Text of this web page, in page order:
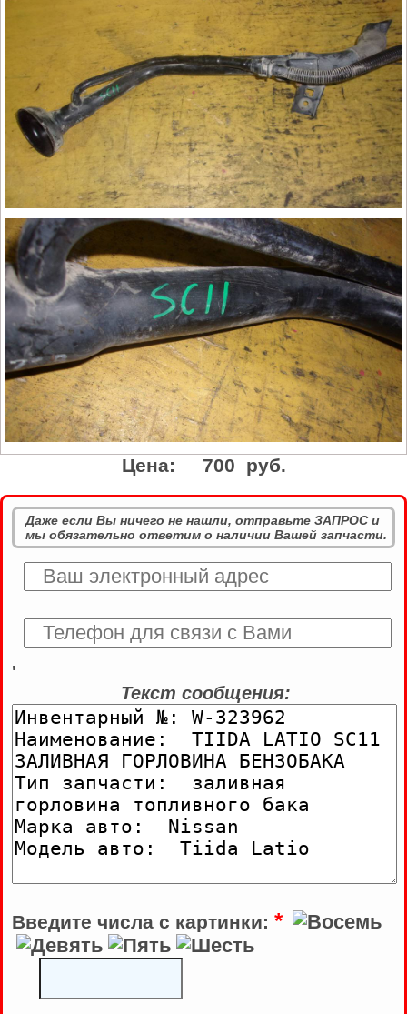
Цена: 700 руб.
Даже если Вы ничего не нашли, отправьте ЗАПРОС и
мы обязательно ответим о наличии Вашей запчасти.
'
Текст сообщения:
Введите числа с картинки: *